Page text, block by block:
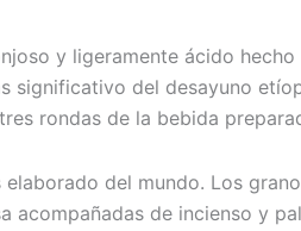
y ligeramente ácido hecho
significativo del desayuno
rondas de la bebida
del mundo. Los
acompañadas de incienso y